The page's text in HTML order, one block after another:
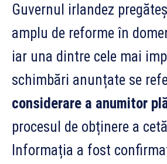
Guvernul irlandez
amplu de reforme în
iar una dintre cele mai
schimbări anunțate se
considerare a anumitor
procesul de obținere a
Informația a fost